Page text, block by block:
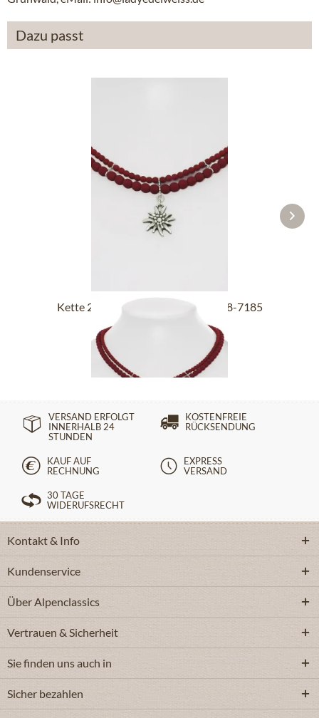
Dazu passt
Kette 2 reihig mit Edelweiß SCH008-7185
VERSAND ERFOLGT
INNERHALB 24
STUNDEN
KOSTENFREIE
RÜCKSENDUNG
KAUF AUF
RECHNUNG
EXPRESS
VERSAND
30 TAGE
WIDERUFSRECHT
Kontakt & Info
Kundenservice
Über Alpenclassics
Vertrauen & Sicherheit
Sie finden uns auch in
Sicher bezahlen